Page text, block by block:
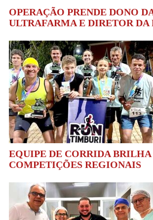
OPERAÇÃO PRENDE DONO
ULTRAFARMA E DIRETOR DA
EQUIPE DE CORRIDA BRILHA
COMPETIÇÕES REGIONAIS